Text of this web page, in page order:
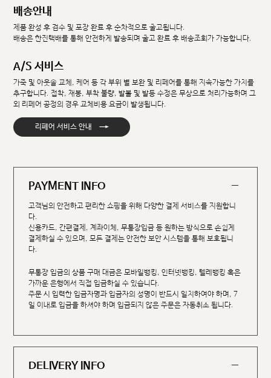
배송안내
제품 완성 후 검수 및 포장 완료 후 순차적으로 출고됩니다.
배송은 한진택배를 통해 안전하게 발송되며 출고 완료 후 배송조회가 가능합니다.
A/S 서비스
가죽 및 아웃솔 교체, 케어 등 각 부위 별 보완 및 리페어를 통해 지속가능한 가치를
추구합니다. 접착, 재봉, 부착 불량, 발볼 및 발등 수정은 무상으로 처리가능하며 그
외 리페어 공정의 경우 교체비용 요금이 발생됩니다.
리페어 서비스 안내 →
PAYMENT INFO
고객님의 안전하고 편리한 쇼핑을 위해 다양한 결제 서비스를 지원합니
다.
신용카드, 간편결제, 계좌이체, 무통장입금 등 원하는 방식으로 손쉽게
결제하실 수 있으며, 모든 결제는 안전한 보안 시스템을 통해 보호됩니
다.
무통장 입금의 상품 구매 대금은 모바일뱅킹, 인터넷뱅킹, 텔레뱅킹 혹은
가까운 은행에서 직접 입금하실 수 있습니다.
주문 시 입력한 입금자명과 입금자의 성명이 반드시 일치하여야 하며, 7
일 이내로 입금을 하셔야 하며 입금되지 않은 주문은 자동취소 됩니다.
DELIVERY INFO